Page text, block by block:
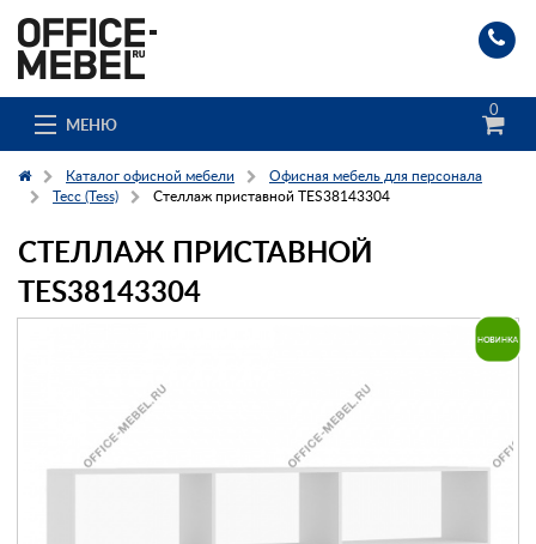
МЕНЮ
0
Каталог
О компании
Гос. заказчикам
Клиенты
Каталог офисной мебели
Офисная мебель для персонала
Тесс (Tess)
Стеллаж приставной TES38143304
СТЕЛЛАЖ ПРИСТАВНОЙ
TES38143304